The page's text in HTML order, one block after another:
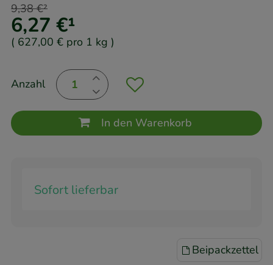
6,27 €¹
9,38 €²
( 627,00 € pro 1 kg )
Anzahl
In den Warenkorb
Sofort lieferbar
Beipackzettel